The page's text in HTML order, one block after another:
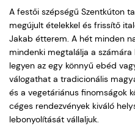
A festői szépségű Szentkúton
megújult ételekkel és frissítő
Jakab étterem. A hét minden
mindenki megtalálja a
legyen az egy könnyű ebéd
válogathat a tradicionális
és a vegetáriánus finomságok
céges rendezvények kiváló
lebonyolítását vállaljuk.